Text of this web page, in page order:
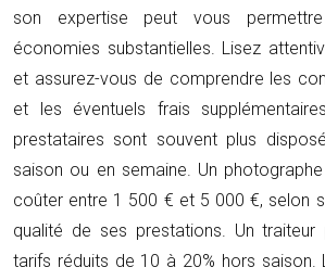
son expertise peut vous
économies substantielles. Lisez
et assurez-vous de comprendre les
et les éventuels frais
prestataires sont souvent plus
saison ou en semaine. Un
coûter entre 1 500 € et 5 000 €, selon
qualité de ses prestations. Un
tarifs réduits de 10 à 20% hors saison.